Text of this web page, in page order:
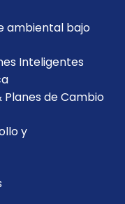
ambiental bajo
Inteligentes
de Cambio
y